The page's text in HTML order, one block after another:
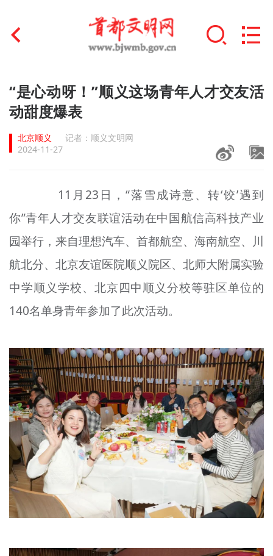
首页
文明创建
文明实践
未成年人思想道德建设
榜样人物
+
身边好人
文明评论
北京宣传文化引导基金
宣传思想文化人才
专题
资料库
+
“是心动呀！”顺义这场青年人才交友活
动甜度爆表
北京顺义
记者：顺义文明网
2024-11-27
11月23日，“落雪成诗意、转‘饺’遇到
你”青年人才交友联谊活动在中国航信高科技产业
园举行，来自理想汽车、首都航空、海南航空、川
航北分、北京友谊医院顺义院区、北师大附属实验
中学顺义学校、北京四中顺义分校等驻区单位的
140名单身青年参加了此次活动。